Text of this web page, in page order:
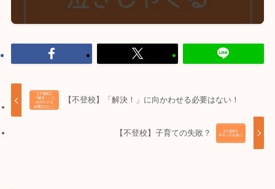
【不登校】「解決！」に向かわせる必要はない！
【不登校】子育ての失敗？